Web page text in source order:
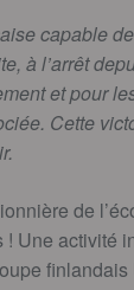
capable
à l’arrêt
et pour
Cette
de
! Une activité